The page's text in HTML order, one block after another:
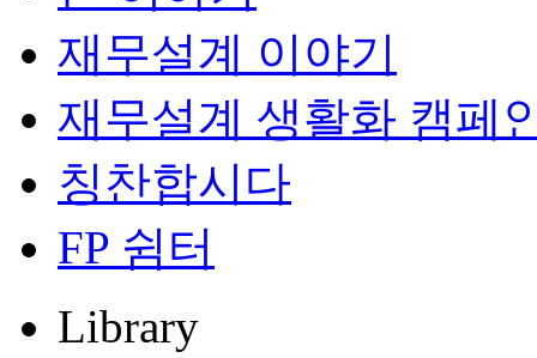
재무설계 이야기
재무설계 생활화 캠페
칭찬합시다
FP 쉼터
Library